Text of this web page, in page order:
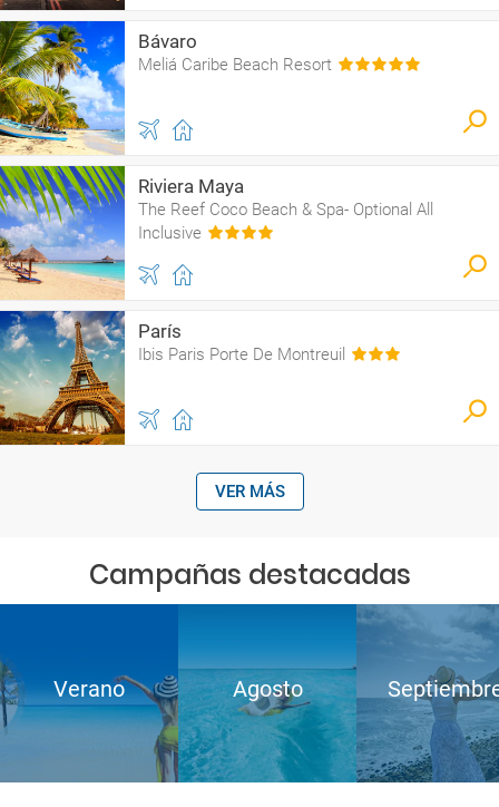
Bávaro
Meliá Caribe Beach Resort
Riviera Maya
The Reef Coco Beach & Spa- Optional All
Inclusive
París
Ibis Paris Porte De Montreuil
VER MÁS
Campañas destacadas
Verano Agosto